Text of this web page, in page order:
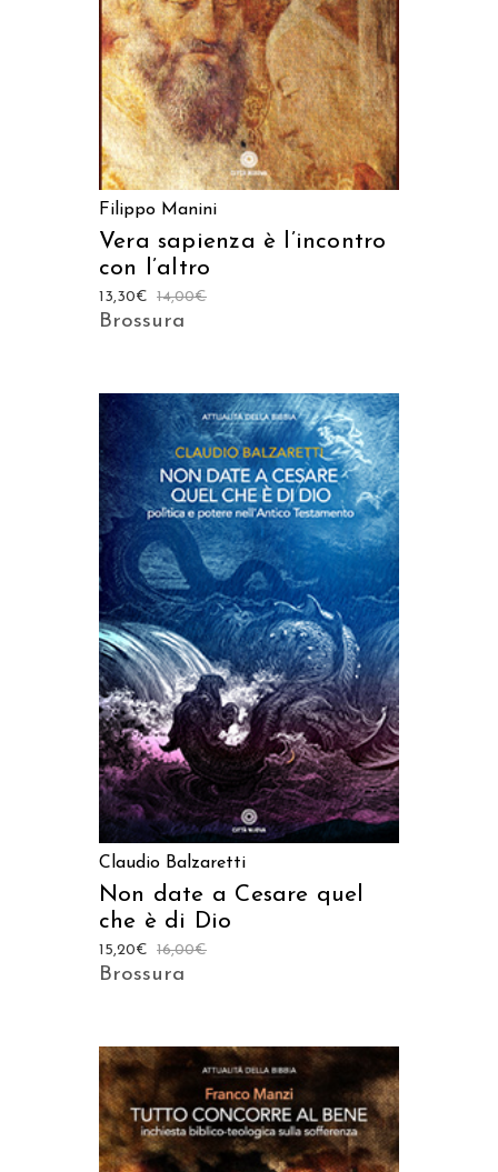
Filippo Manini
Vera sapienza è l’incontro
con l’altro
14,00€
13,30€
Brossura
AGGIUNGI AL CARRELLO
Claudio Balzaretti
Non date a Cesare quel
che è di Dio
16,00€
15,20€
Brossura